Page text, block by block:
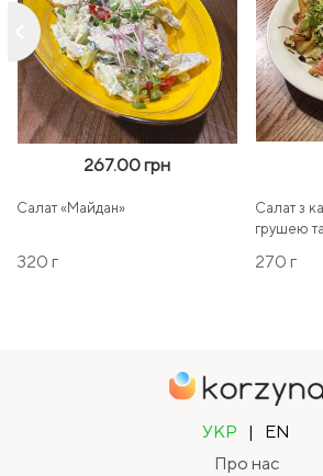
267.00 грн
Салат «Майдан»
320 г
Салат з
грушею
270 г
УКР |
EN
Про нас